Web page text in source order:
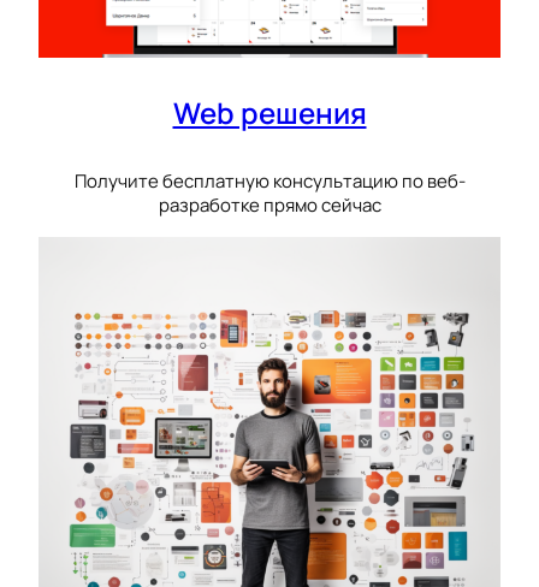
Web решения
Получите бесплатную консультацию по веб-
разработке прямо сейчас